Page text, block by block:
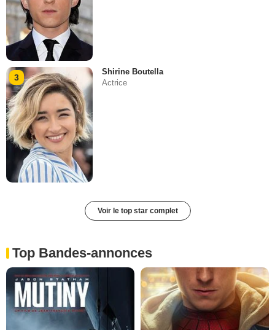
3
Shirine Boutella
Actrice
Voir le top star complet
Top Bandes-annonces